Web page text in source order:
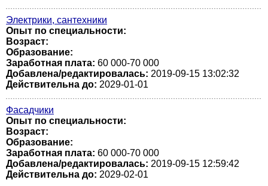
Электрики, сантехники
Опыт по специальности:
Возраст:
Образование:
Заработная плата: 60 000-70 000
Добавлена/редактировалась: 2019-09-15 13:02:32
Действительна до: 2029-01-01
Фасадчики
Опыт по специальности:
Возраст:
Образование:
Заработная плата: 60 000-70 000
Добавлена/редактировалась: 2019-09-15 12:59:42
Действительна до: 2029-02-01